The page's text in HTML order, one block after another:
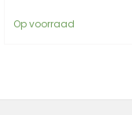
Op voorraad